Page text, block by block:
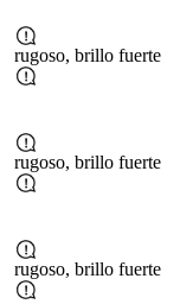
rugoso, brillo fuerte
rugoso, brillo fuerte
rugoso, brillo fuerte